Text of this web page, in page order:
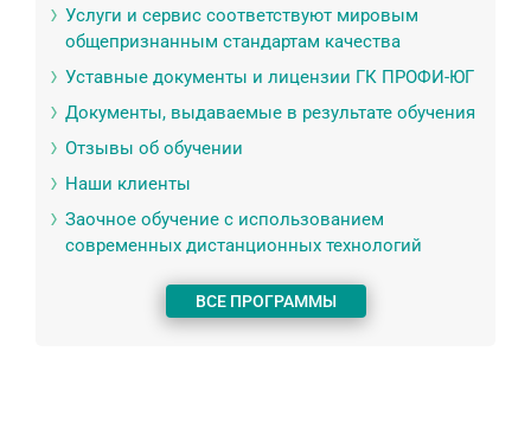
Услуги и сервис соответствуют мировым
общепризнанным стандартам качества
Уставные документы и лицензии ГК ПРОФИ-ЮГ
Документы, выдаваемые в результате обучения
Отзывы об обучении
Наши клиенты
Заочное обучение с использованием
современных дистанционных технологий
ВСЕ ПРОГРАММЫ